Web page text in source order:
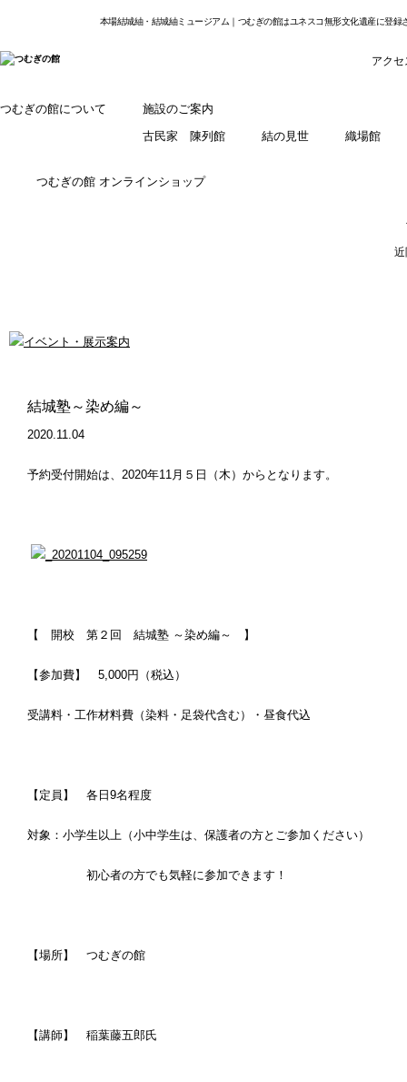
本場結城紬・結城紬ミュージアム｜つむぎの館はユネスコ無形文化遺産に登
アクセ
つむぎの館について
施設のご案内
古民家 陳列館
結の見世 織場館
つむぎの館 オンラインショップ
結城塾～染め編～
2020.11.04
予約受付開始は、2020年11月５日（木）からとなります。
【 開校 第２回 結城塾 ～染め編～ 】
【参加費】 5,000円（税込）
受講料・工作材料費（染料・足袋代含む）・昼食代込
【定員】 各日9名程度
対象：小学生以上（小中学生は、保護者の方とご参加ください）
初心者の方でも気軽に参加できます！
【場所】 つむぎの館
【講師】 稲葉藤五郎氏